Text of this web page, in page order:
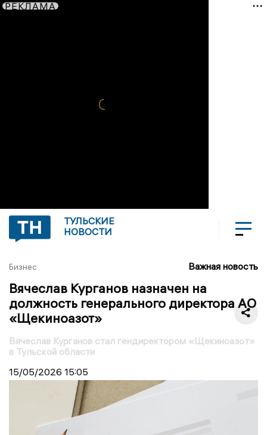
РЕКЛАМА
ТУЛЬСКИЕ
НОВОСТИ
Бизнес Важная новость
Вячеслав Курганов назначен на
должность генерального директора АО
«Щекиноазот»
Вячеслав Курганов стал гендиректором «Щекиноазот»
в Тульской области
15/05/2026 15:05